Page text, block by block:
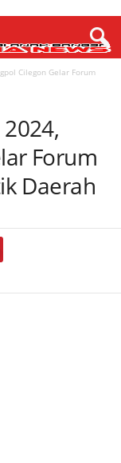
Cilegon Gelar Forum
Forum
Daerah